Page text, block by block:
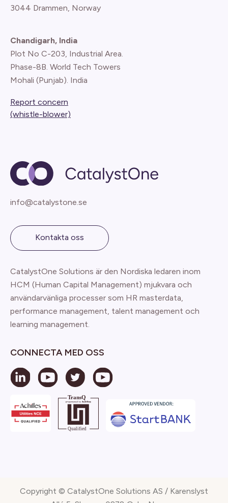
3044 Drammen, Norway
Chandigarh, India
Plot No C-203, Industrial Area.
Phase-8B. World Tech Towers
Mohali (Punjab). India
Report concern
(whistle-blower)
info@catalystone.se
Kontakta oss
CatalystOne Solutions är den Nordiska ledaren inom
HCM (Human Capital Management) mjukvara och
användarvänliga processer som HR masterdata,
performance management, talent management och
learning management.
CONNECTA MED OSS
Copyright © CatalystOne Solutions AS / Karenslyst